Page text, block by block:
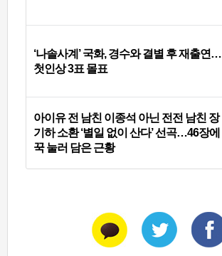
‘나솔사계’ 국화, 경수와 결별 후 재출연…
첫인상 3표 몰표
아이유 전 남친 이종석 아닌 전전 남친 장
기하 소환 ‘별일 없이 산다’ 선곡…46장에
꾹 눌러 담은 근황